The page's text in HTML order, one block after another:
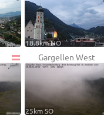
18.8km NO
Gargellen West
25km SO